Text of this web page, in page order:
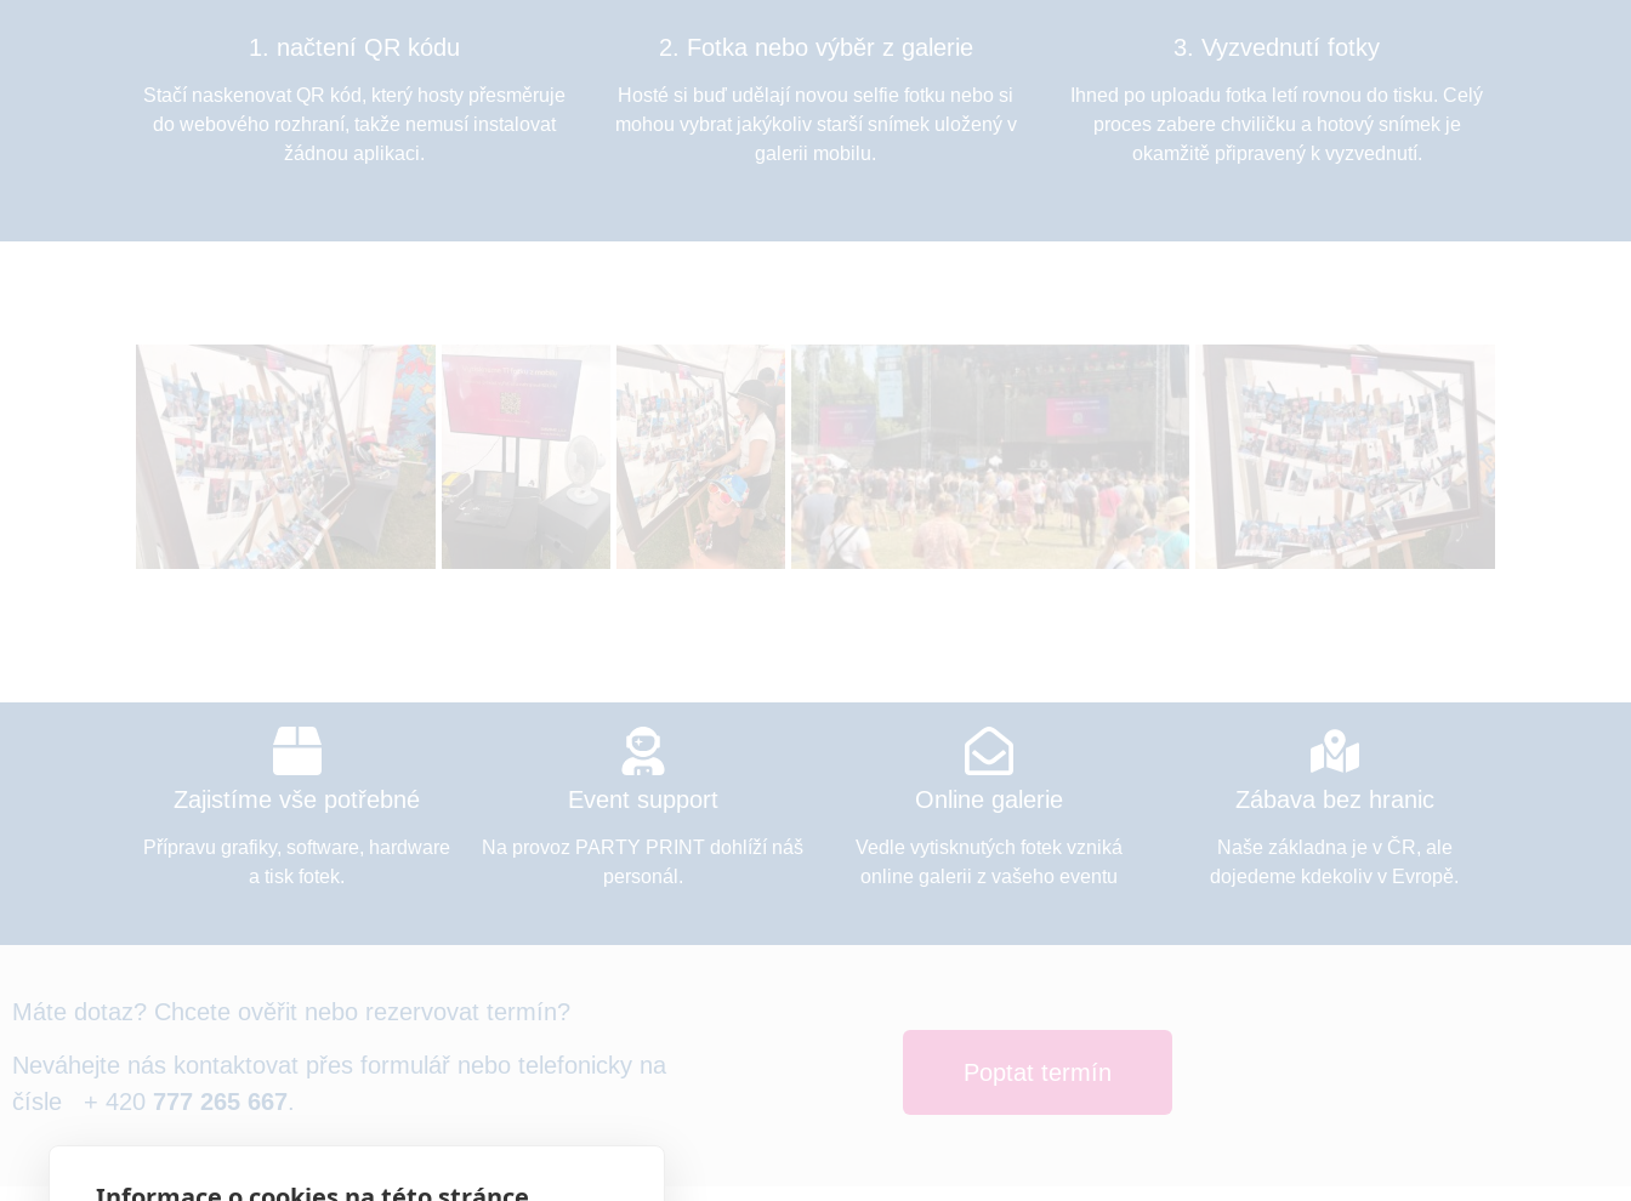
1. načtení QR kódu
Stačí naskenovat QR kód, který hosty přesměruje
do webového rozhraní, takže nemusí instalovat
žádnou aplikaci.
2. Fotka nebo výběr z galerie
Hosté si buď udělají novou selfie fotku nebo si
mohou vybrat jakýkoliv starší snímek uložený v
galerii mobilu.
3. Vyzvednutí fotky
Ihned po uploadu fotka letí rovnou do tisku. Celý
proces zabere chviličku a hotový snímek je
okamžitě připravený k vyzvednutí.
Zajistíme vše potřebné
Přípravu grafiky, software, hardware
a tisk fotek.
Event support
Na provoz PARTY PRINT dohlíží náš
personál.
Online galerie
Vedle vytisknutých fotek vzniká
online galerii z vašeho eventu
Zábava bez hranic
Naše základna je v ČR, ale
dojedeme kdekoliv v Evropě.
Máte dotaz? Chcete ověřit nebo rezervovat termín?
Neváhejte nás kontaktovat přes formulář nebo telefonicky na
čísle + 420 777 265 667.
Poptat termín